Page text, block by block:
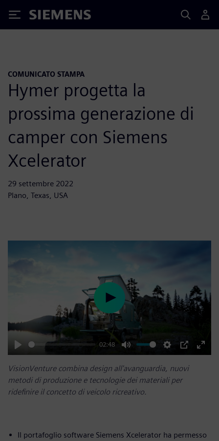
Siemens
COMUNICATO STAMPA
Hymer progetta la
prossima generazione di
camper con Siemens
Xcelerator
29 settembre 2022
Plano, Texas, USA
Play
02:48
Mute Settings
PIP
Enter
Play
VisionVenture combina design all'avanguardia, nuovi
metodi di produzione e tecnologie dei materiali per
ridefinire il concetto di veicolo ricreativo.
Il portafoglio software Siemens Xcelerator ha permesso